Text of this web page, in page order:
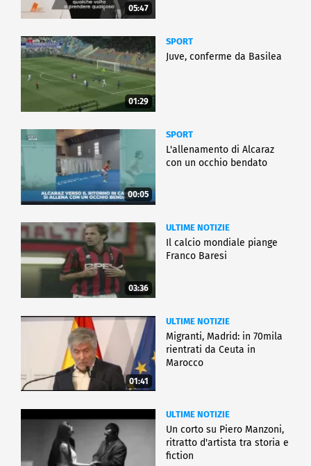
05:47
01:29
SPORT
Juve, conferme da Basilea
00:05
SPORT
L'allenamento di Alcaraz
con un occhio bendato
03:36
ULTIME NOTIZIE
Il calcio mondiale piange
Franco Baresi
01:41
ULTIME NOTIZIE
Migranti, Madrid: in 70mila
rientrati da Ceuta in
Marocco
ULTIME NOTIZIE
Un corto su Piero Manzoni,
ritratto d'artista tra storia e
fiction